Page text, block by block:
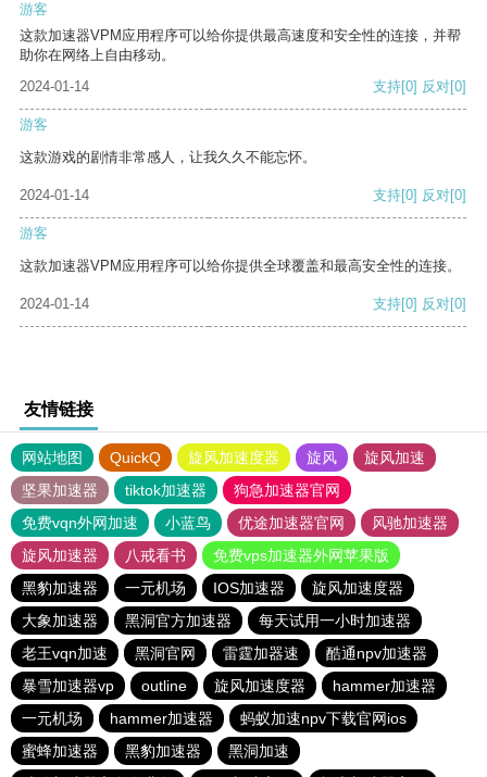
游客
这款加速器VPM应用程序可以给你提供最高速度和安全性的连接，并帮
助你在网络上自由移动。
2024-01-14
支持[0] 反对[0]
游客
这款游戏的剧情非常感人，让我久久不能忘怀。
2024-01-14 支持[0] 反对[0]
游客
这款加速器VPM应用程序可以给你提供全球覆盖和最高安全性的连接。
2024-01-14 支持[0] 反对[0]
友情链接
网站地图 QuickQ 旋风加速度器 旋风
旋风加速
坚果加速器
tiktok加速器
狗急加速器官网
免费vqn外网加速
小蓝鸟 优途加速器官网
风驰加速器
旋风加速器
八戒看书
免费vps加速器外网苹果版
黑豹加速器
一元机场 IOS加速器
旋风加速度器
大象加速器
黑洞官方加速器
每天试用一小时加速器
老王vqn加速
黑洞官网 雷霆加器速
酷通npv加速器
暴雪加速器vp
outline 旋风加速度器
hammer加速器
一元机场
hammer加速器
蚂蚁加速npv下载官网ios
蜜蜂加速器
黑豹加速器
黑洞加速